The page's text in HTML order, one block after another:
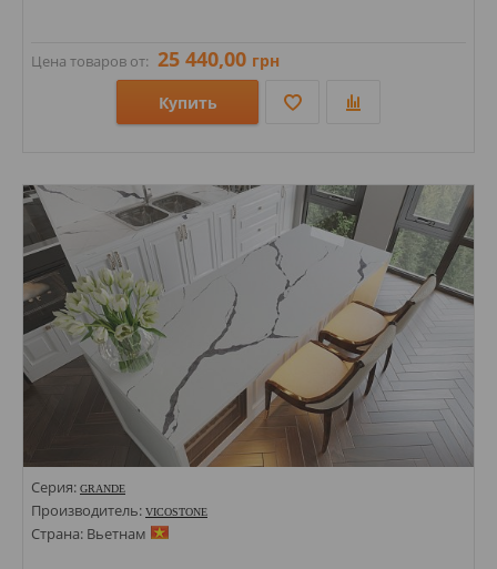
Цена товаров от: 25 440,00 грн
Купить
Стили: Под камень;
Цвета:
Серия: GRANDE
Производитель: VICOSTONE
Страна: Вьетнам